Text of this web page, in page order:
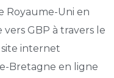
Royaume-Uni en
GBP à travers le
site internet
Bretagne en ligne